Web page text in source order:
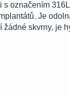
označením
Je
skvrny, je